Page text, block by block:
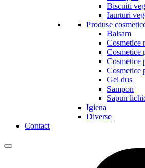
Biscuiti
Iaurturi
Produse
Balsam
Cosmetice
Cosmetice
Cosmetice
Cosmetice
Gel dus
Sampon
Sapun
Igiena
Diverse
Contact